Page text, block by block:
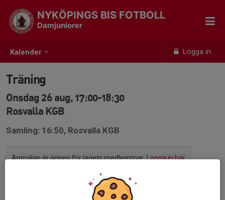
Kalender Logga in
NYKÖPINGS BIS FOTBOLL
Damjuniorer
Träning
Onsdag 26 aug, 17:00-18:30
Rosvalla KGB
Samling: 16:50, Rosvalla KGB
Anmälan är öppen för lagets medlemmar.Logga in här